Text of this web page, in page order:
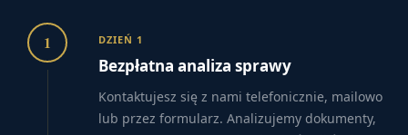
1 DZIEŃ 1
Bezpłatna analiza sprawy
Kontaktujesz się z nami telefonicznie, mailowo
lub przez formularz. Analizujemy dokumenty,